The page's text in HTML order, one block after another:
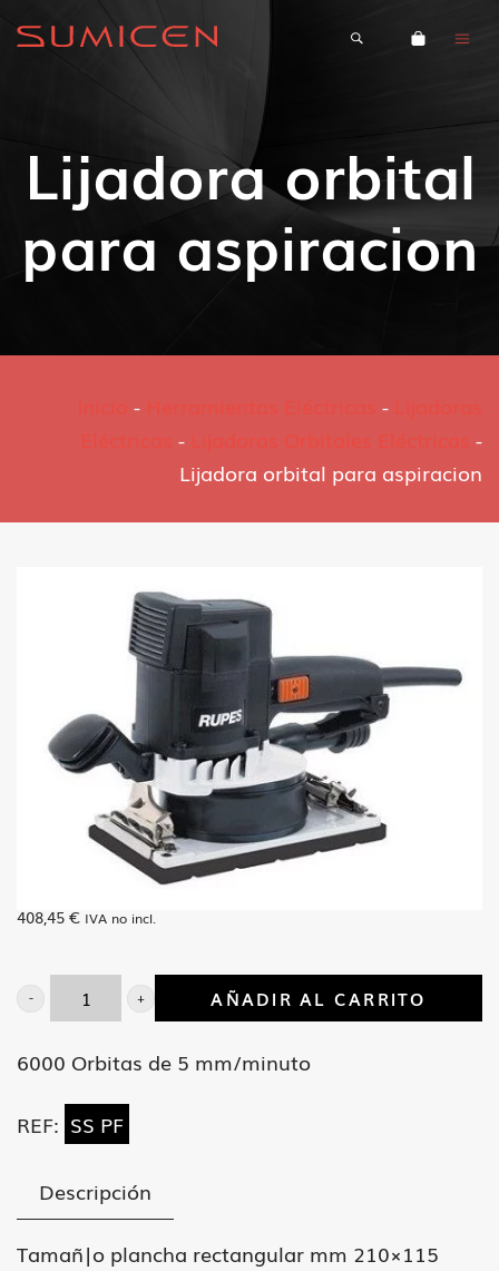
Lijadora orbital
para aspiracion
- -
-
-
Lijadora orbital para aspiracion
408,45 € IVA no incl.
Lijadora
para
aspiracion
cantidad
AÑADIR AL CARRITO
6000 Orbitas de 5 mm/minuto
REF: SS PF
Descripción
Tamañ|o plancha rectangular mm 210×115